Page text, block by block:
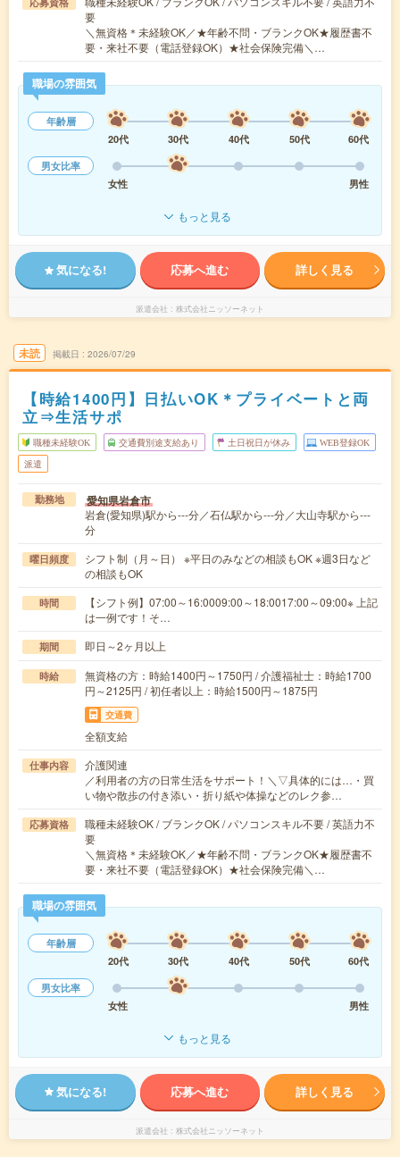
要
＼無資格＊未経験OK／★年齢不問・ブランクOK★履歴書不
要・来社不要（電話登録OK）★社会保険完備＼…
職場の雰囲気
年齢層
20代
30代 40代 50代
60代
男女比率
女性
男性
もっと見る
気になる! 応募へ進む 詳しく見る
派遣会社 株式会社ニッソーネット
未読 掲載日 2026/07/29
【時給1400円】日払いOK＊プライベートと両
立⇒生活サポ
職種未経験OK 交通費別途支給あり 土日祝日が休み WEB登録OK
派遣
勤務地 愛知県岩倉市
岩倉(愛知県)駅から---分／石仏駅から---分／大山寺駅から---
分
曜日頻度
シフト制（月～日） ※平日のみなどの相談もOK ※週3日など
の相談もOK
時間
【シフト例】07:00～16:0009:00～18:0017:00～09:00※ 上記
は一例です！そ…
期間 即日～2ヶ月以上
時給
無資格の方：時給1400円～1750円 / 介護福祉士：時給1700
円～2125円 / 初任者以上：時給1500円～1875円
交通費
全額支給
仕事内容
介護関連
／利用者の方の日常生活をサポート！＼▽具体的には…・買
い物や散歩の付き添い・折り紙や体操などのレク参…
応募資格
職種未経験OK / ブランクOK / パソコンスキル不要 / 英語力不
要
＼無資格＊未経験OK／★年齢不問・ブランクOK★履歴書不
要・来社不要（電話登録OK）★社会保険完備＼…
職場の雰囲気
年齢層
20代
30代 40代 50代
60代
男女比率
女性
男性
もっと見る
気になる! 応募へ進む 詳しく見る
派遣会社 株式会社ニッソーネット